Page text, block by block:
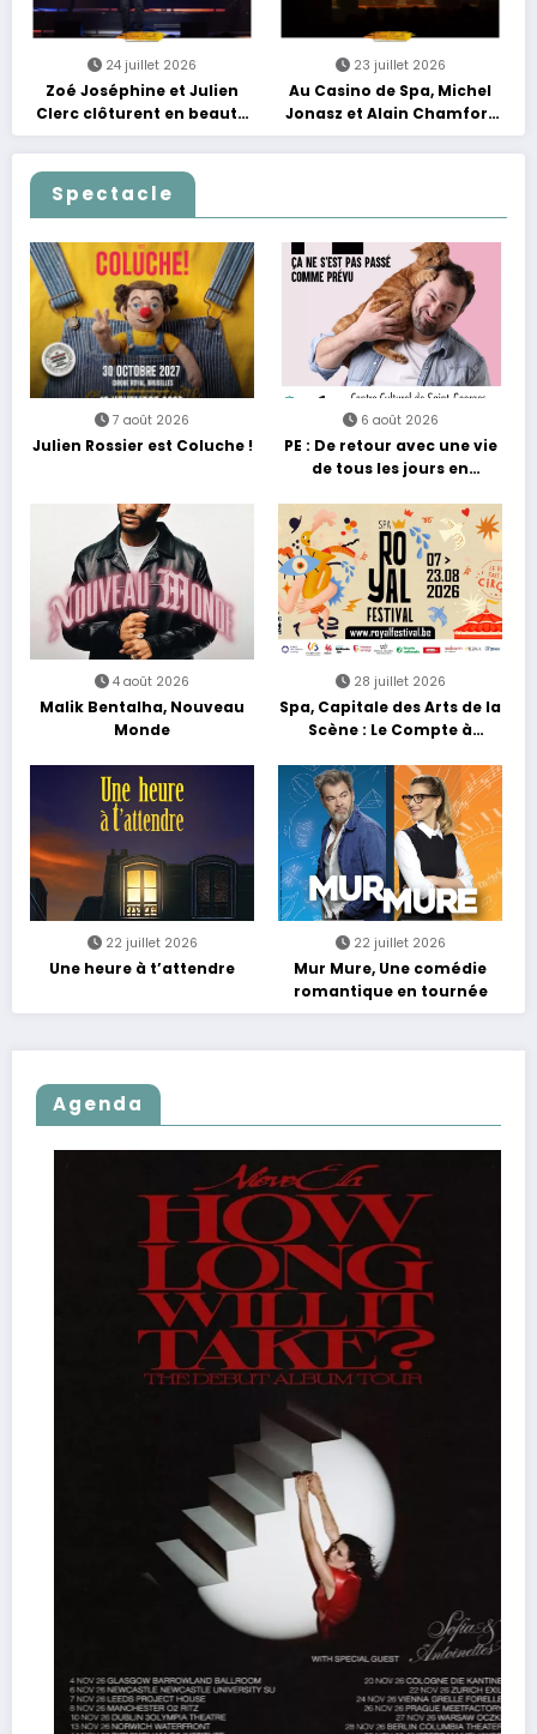
24 juillet 2026
Zoé Joséphine et Julien
Clerc clôturent en beauté
Les Nuits Francofolies au
Casino
23 juillet 2026
Au Casino de Spa, Michel
Jonasz et Alain Chamfort
célèbrent le temps qui
passe… sans jamais céder
Spectacle
7 août 2026
Julien Rossier est Coluche !
6 août 2026
PE : De retour avec une vie
de tous les jours en
4 août 2026
Malik Bentalha, Nouveau
Monde
28 juillet 2026
Spa, Capitale des Arts de la
Scène : Le Compte à
22 juillet 2026
Une heure à t’attendre
22 juillet 2026
Mur Mure, Une comédie
romantique en tournée
Agenda